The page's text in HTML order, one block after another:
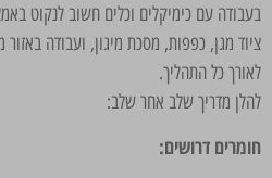
בעבודה עם כימיקלים וכלים חשוב לנקוט
ציוד מגן, כפפות, מסכת מיגון, ועבודה באזור
לאורך כל התהליך.
להלן מדריך שלב אחר שלב:
חומרים דרושים: